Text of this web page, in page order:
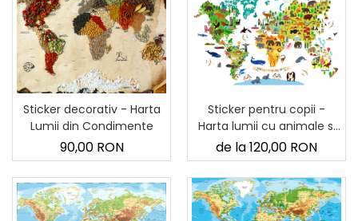
Sticker decorativ - Harta
Lumii din Condimente
90,00 RON
Sticker pentru copii -
Harta lumii cu animale si
monumente
de la 120,00 RON